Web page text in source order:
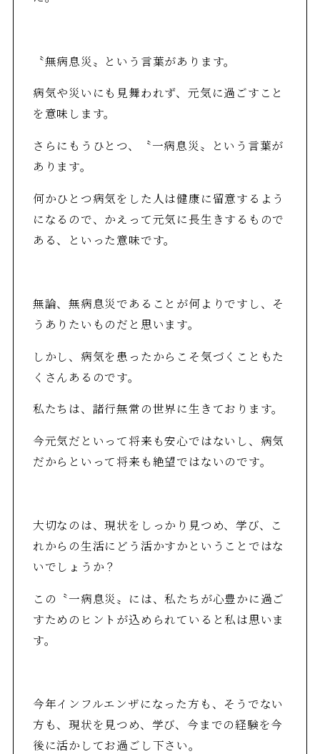
〝無病息災〟という言葉があります。
病気や災いにも見舞われず、元気に過ごすこと
を意味します。
さらにもうひとつ、〝一病息災〟という言葉が
あります。
何かひとつ病気をした人は健康に留意するよう
になるので、かえって元気に長生きするもので
ある、といった意味です。
無論、無病息災であることが何よりですし、そ
うありたいものだと思います。
しかし、病気を患ったからこそ気づくこともた
くさんあるのです。
私たちは、諸行無常の世界に生きております。
今元気だといって将来も安心ではないし、病気
だからといって将来も絶望ではないのです。
大切なのは、現状をしっかり見つめ、学び、こ
れからの生活にどう活かすかということではな
いでしょうか？
この〝一病息災〟には、私たちが心豊かに過ご
すためのヒントが込められていると私は思いま
す。
今年インフルエンザになった方も、そうでない
方も、現状を見つめ、学び、今までの経験を今
後に活かしてお過ごし下さい。